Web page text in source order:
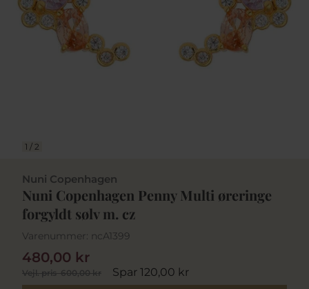
1 / 2
Nuni Copenhagen
Nuni Copenhagen Penny Multi øreringe
forgyldt sølv m. cz
Varenummer: ncA1399
Vejl. pris600,00 kr Spar 120,00 kr
480,00 kr